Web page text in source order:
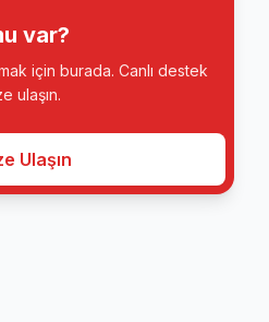
var?
için burada. Canlı destek
ulaşın.
Ulaşın